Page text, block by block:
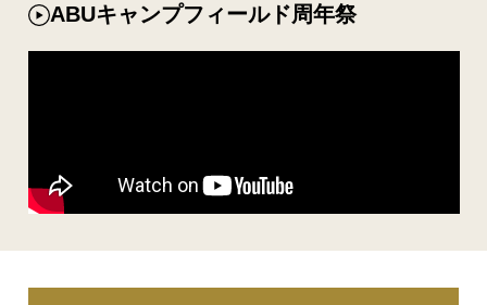
ABUキャンプフィールド周年祭